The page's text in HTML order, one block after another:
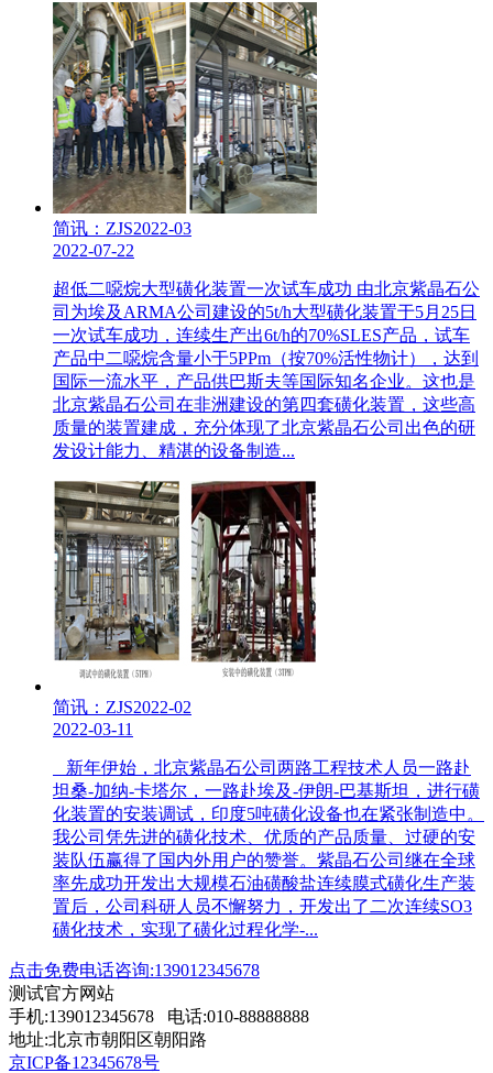
简讯：ZJS2022-03
2022-07-22
超低二噁烷大型磺化装置一次试车成功 由北京紫晶石公
司为埃及ARMA公司建设的5t/h大型磺化装置于5月25日
一次试车成功，连续生产出6t/h的70%SLES产品，试车
产品中二噁烷含量小于5PPm（按70%活性物计），达到
国际一流水平，产品供巴斯夫等国际知名企业。这也是
北京紫晶石公司在非洲建设的第四套磺化装置，这些高
质量的装置建成，充分体现了北京紫晶石公司出色的研
发设计能力、精湛的设备制造...
简讯：ZJS2022-02
2022-03-11
新年伊始，北京紫晶石公司两路工程技术人员一路赴
坦桑-加纳-卡塔尔，一路赴埃及-伊朗-巴基斯坦，进行磺
化装置的安装调试，印度5吨磺化设备也在紧张制造中。
我公司凭先进的磺化技术、优质的产品质量、过硬的安
装队伍赢得了国内外用户的赞誉。紫晶石公司继在全球
率先成功开发出大规模石油磺酸盐连续膜式磺化生产装
置后，公司科研人员不懈努力，开发出了二次连续SO3
磺化技术，实现了磺化过程化学-...
点击免费电话咨询:139012345678
测试官方网站
手机:139012345678 电话:010-88888888
地址:北京市朝阳区朝阳路
京ICP备12345678号